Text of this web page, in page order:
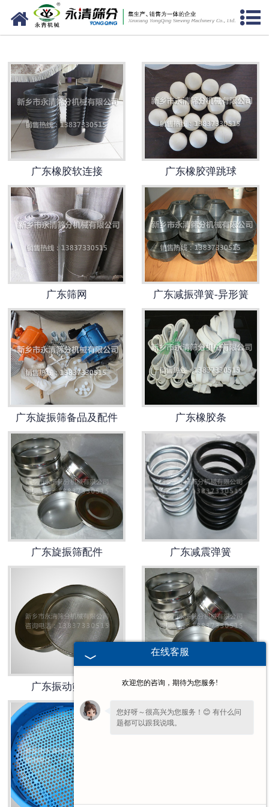
网站首页
广东给料设备
广东振动电机
广东输送设备
广东振动平台
广东仓壁振动器
广东筛机配件
广东橡胶软连接 广东橡胶弹跳球
广东筛网 广东减振弹簧-异形簧
广东旋振筛备品及配件 广东橡胶条
广东旋振筛配件 广东减震弹簧
广东振动筛筛板 广东直线筛配件
在线客服
欢迎您的咨询，期待为您服务!
您好呀～很高兴为您服务！😊 有什么问
题都可以跟我说哦。